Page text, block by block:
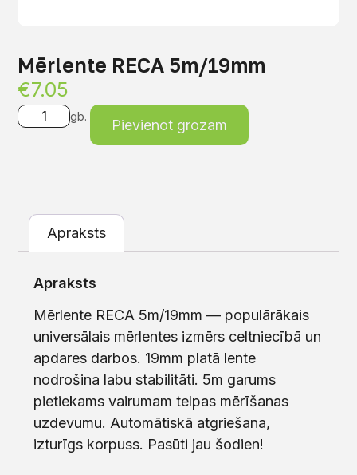
Mērlente RECA 5m/19mm
€7.05
gb.
Pievienot grozam
Apraksts
Apraksts
Mērlente RECA 5m/19mm — populārākais
universālais mērlentes izmērs celtniecībā un
apdares darbos. 19mm platā lente
nodrošina labu stabilitāti. 5m garums
pietiekams vairumam telpas mērīšanas
uzdevumu. Automātiskā atgriešana,
izturīgs korpuss. Pasūti jau šodien!